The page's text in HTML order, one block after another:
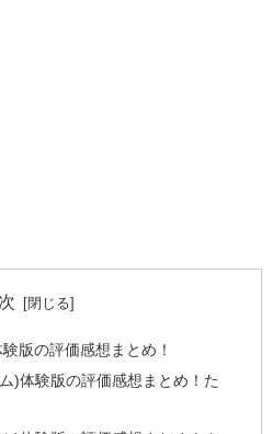
版の評価感想まとめ！
)体験版の評価感想まとめ！た